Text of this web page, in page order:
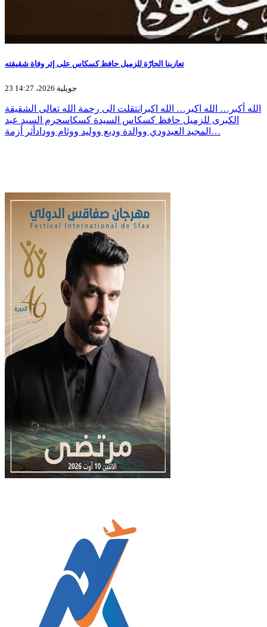
تعازينا الحارّة للزميل حافظ كسكاس على إثر وفاة شقيقته
23 جويلية 2026، 14:27
الله أكبر… الله اكبر… الله اكبرانتقلت الى رحمة الله تعالى الشقيقة
الكبرى للزميل حافظ كسكاس السيدة كسكاسحرم السيد عبد
المجيد العيدودي ووالدة وديع ووليد ووئام وودادأثر أزمة…